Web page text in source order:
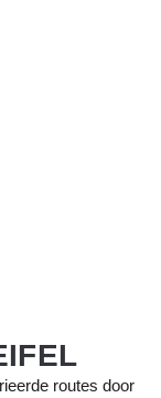
routes door